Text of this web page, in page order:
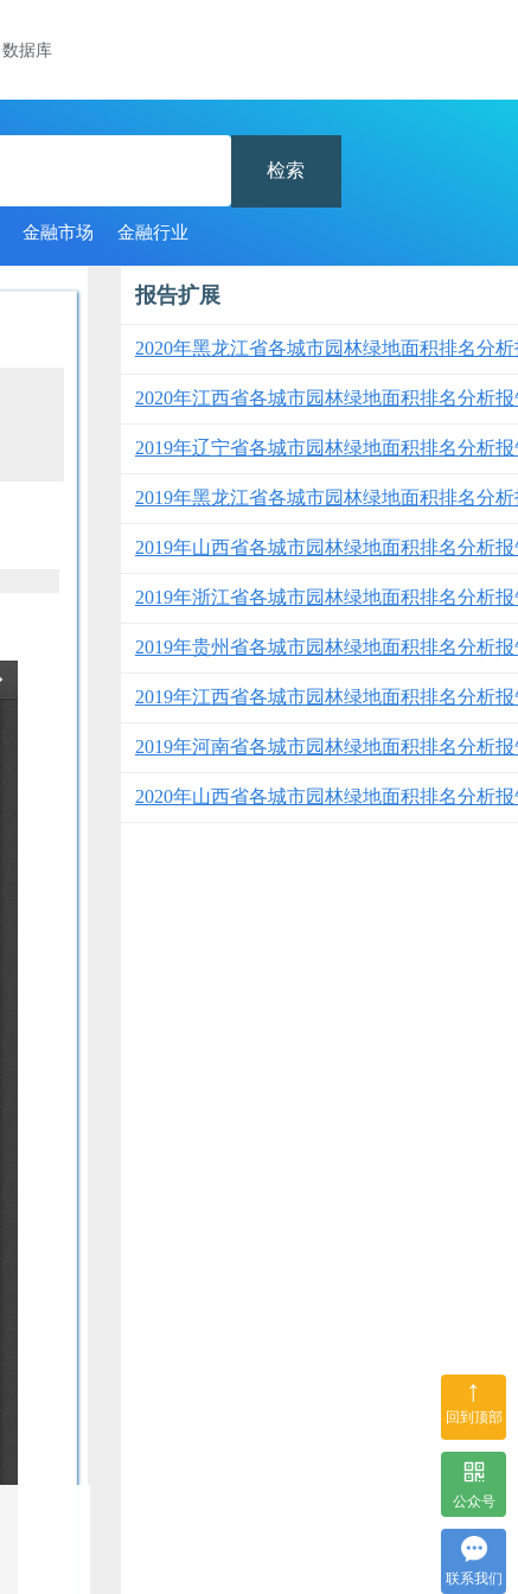
数据库
检索
金融市场 金融行业
报告扩展
2020年黑龙江省各城市园林绿地面积排名分
2020年江西省各城市园林绿地面积排名分析报
2019年辽宁省各城市园林绿地面积排名分析报
2019年黑龙江省各城市园林绿地面积排名分
2019年山西省各城市园林绿地面积排名分析报
2019年浙江省各城市园林绿地面积排名分析报
2019年贵州省各城市园林绿地面积排名分析报
2019年江西省各城市园林绿地面积排名分析报
2019年河南省各城市园林绿地面积排名分析报
2020年山西省各城市园林绿地面积排名分析报
↑
回到顶部
公众号
联系我们